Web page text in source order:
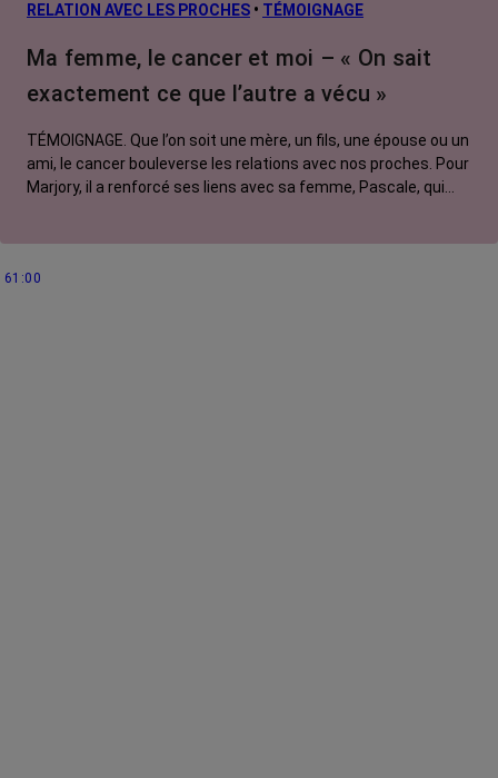
RELATION AVEC LES PROCHES • TÉMOIGNAGE
Ma femme, le cancer et moi – « On sait
exactement ce que l’autre a vécu »
TÉMOIGNAGE. Que l’on soit une mère, un fils, une épouse ou un
ami, le cancer bouleverse les relations avec nos proches. Pour
Marjory, il a renforcé ses liens avec sa femme, Pascale, qui
61:00